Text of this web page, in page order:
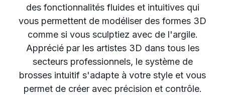
des fonctionnalités fluides et intuitives qui
vous permettent de modéliser des formes 3D
comme si vous sculptiez avec de l'argile.
Apprécié par les artistes 3D dans tous les
secteurs professionnels, le système de
brosses intuitif s'adapte à votre style et vous
permet de créer avec précision et contrôle.